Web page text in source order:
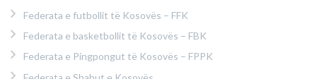
Federata e futbollit të Kosovës – FFK
Federata e basketbollit të Kosovës – FBK
Federata e Pingpongut të Kosovës – FPPK